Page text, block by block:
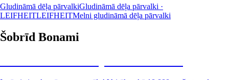
Gludināmā dēļa pārvalkiGludināmā dēļa pārvalki ·
LEIFHEITLEIFHEITMelni gludināmā dēļa pārvalki
Šobrīd Bonami